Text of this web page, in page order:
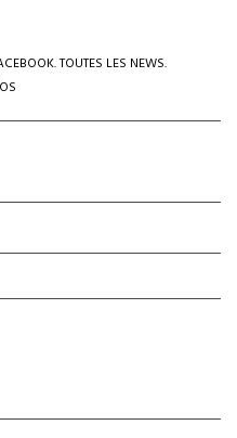
TOUTES LES NEWS.